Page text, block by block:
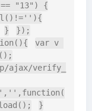
"13") {
}
});
var v
ajax/verify_
}